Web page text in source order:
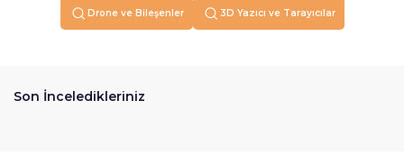
Drone ve Bileşenler 3D Yazıcı ve Tarayıcılar
Son İnceledikleriniz